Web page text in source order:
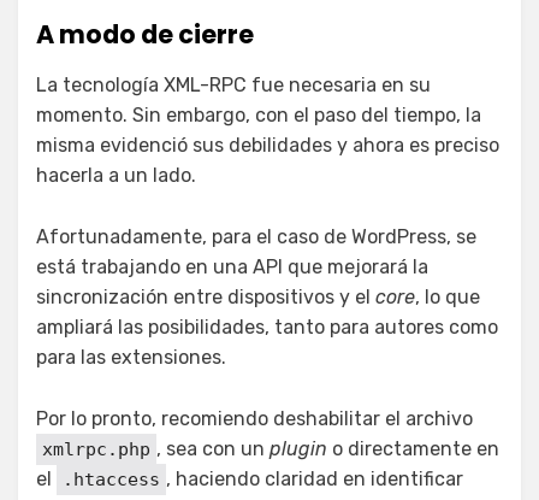
A modo de cierre
La tecnología XML-RPC fue necesaria en su
momento. Sin embargo, con el paso del tiempo, la
misma evidenció sus debilidades y ahora es preciso
hacerla a un lado.
Afortunadamente, para el caso de WordPress, se
está trabajando en una API que mejorará la
sincronización entre dispositivos y el core, lo que
ampliará las posibilidades, tanto para autores como
para las extensiones.
Por lo pronto, recomiendo deshabilitar el archivo
xmlrpc.php , sea con un plugin o directamente en
el
.htaccess , haciendo claridad en identificar